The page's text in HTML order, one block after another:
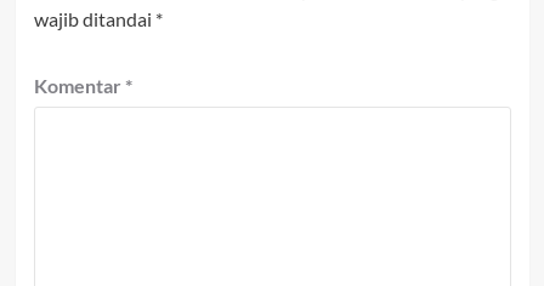
wajib ditandai *
Komentar *